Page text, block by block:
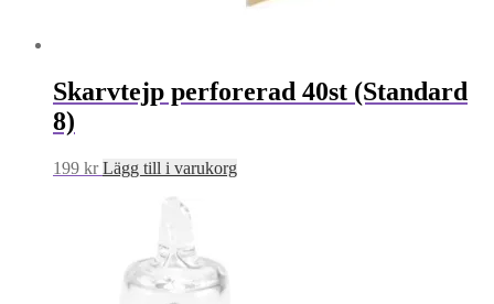
Skarvtejp perforerad 40st (Standard
8)
199 kr Lägg till i varukorg